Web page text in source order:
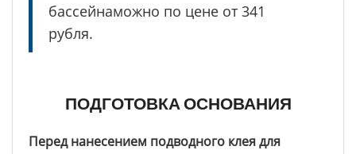
бассейнаможно по цене от 341
рубля.
ПОДГОТОВКА ОСНОВАНИЯ
Перед нанесением подводного клея для